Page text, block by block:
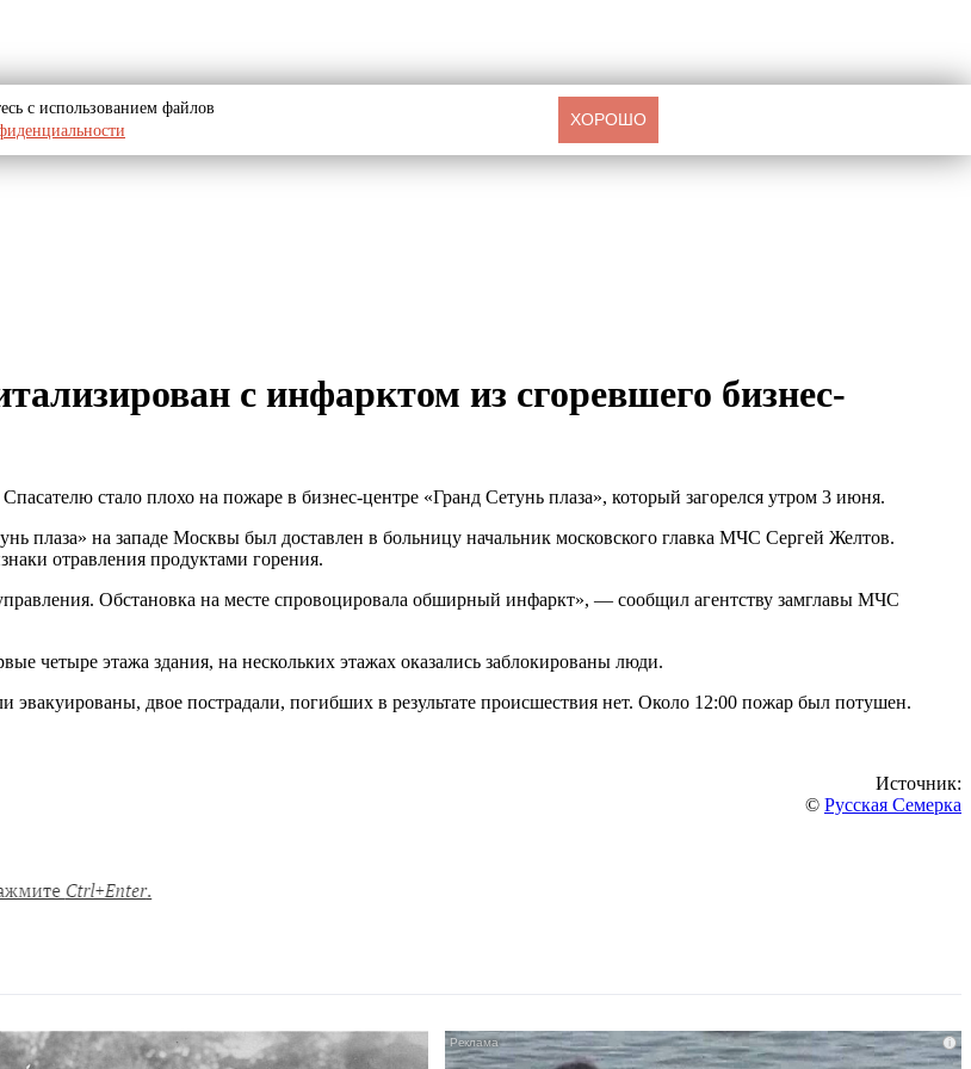
с инфарктом из сгоревшего бизнес-
стало плохо на пожаре в бизнес-центре «Гранд Сетунь плаза», который загорелся утром 3 июня.
плаза» на западе Москвы был доставлен в больницу начальник московского главка МЧС Сергей Желтов.
отравления продуктами горения.
Обстановка на месте спровоцировала обширный инфаркт», — сообщил агентству замглавы МЧС
четыре этажа здания, на нескольких этажах оказались заблокированы люди.
двое пострадали, погибших в результате происшествия нет. Около 12:00 пожар был потушен.
Источник:
© Русская Семерка
i
с использованием файлов
ХОРОШО